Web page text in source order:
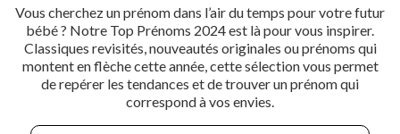
Vous cherchez un prénom dans l’air du temps pour votre futur
bébé ? Notre Top Prénoms 2024 est là pour vous inspirer.
Classiques revisités, nouveautés originales ou prénoms qui
montent en flèche cette année, cette sélection vous permet
de repérer les tendances et de trouver un prénom qui
correspond à vos envies.